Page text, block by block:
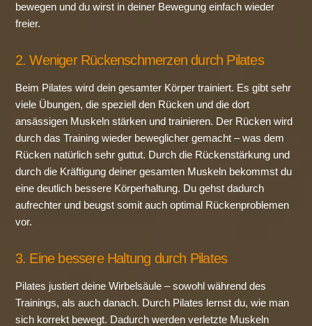
bewegen und du wirst in deiner Bewegung einfach wieder
freier.
2. Weniger Rückenschmerzen durch Pilates
Beim Pilates wird dein gesamter Körper trainiert. Es gibt sehr
viele Übungen, die speziell den Rücken und die dort
ansässigen Muskeln stärken und trainieren. Der Rücken wird
durch das Training wieder beweglicher gemacht – was dem
Rücken natürlich sehr guttut. Durch die Rückenstärkung und
durch die Kräftigung deiner gesamten Muskeln bekommst du
eine deutlich bessere Körperhaltung. Du gehst dadurch
aufrechter und beugst somit auch optimal Rückenproblemen
vor.
3. Eine bessere Haltung durch Pilates
Pilates justiert deine Wirbelsäule – sowohl während des
Trainings, als auch danach. Durch Pilates lernst du, wie man
sich korrekt bewegt. Dadurch werden verletzte Muskeln